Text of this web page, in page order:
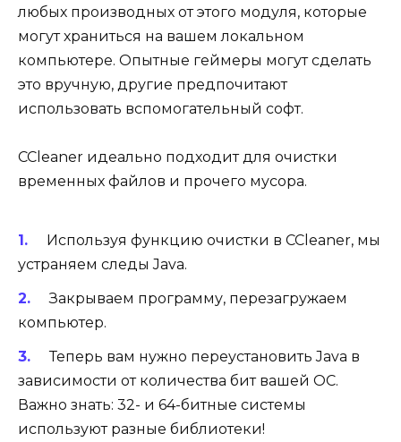
любых производных от этого модуля, которые
могут храниться на вашем локальном
компьютере. Опытные геймеры могут сделать
это вручную, другие предпочитают
использовать вспомогательный софт.
CCleaner идеально подходит для очистки
временных файлов и прочего мусора.
Используя функцию очистки в CCleaner, мы
устраняем следы Java.
Закрываем программу, перезагружаем
компьютер.
Теперь вам нужно переустановить Java в
зависимости от количества бит вашей ОС.
Важно знать: 32- и 64-битные системы
используют разные библиотеки!